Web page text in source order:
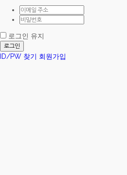
로그인 유지
로그인
ID/PW 찾기 회원가입